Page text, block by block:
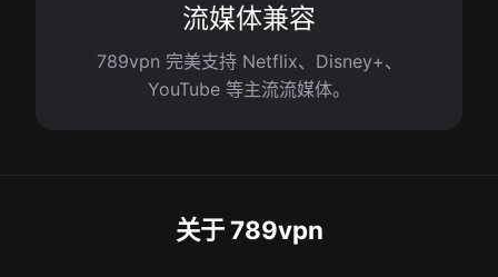
流媒体兼容
789vpn 完美支持 Netflix、Disney+、
YouTube 等主流流媒体。
关于 789vpn